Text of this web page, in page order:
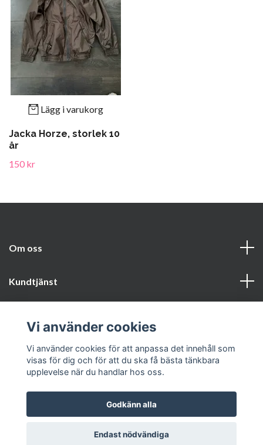
Lägg i varukorg
Jacka Horze, storlek 10
år
150 kr
Om oss
Kundtjänst
Sociala medier
© 2026 Secondride
Vi använder cookies
Vi använder cookies för att anpassa det innehåll som
visas för dig och för att du ska få bästa tänkbara
upplevelse när du handlar hos oss.
Godkänn alla
Endast nödvändiga